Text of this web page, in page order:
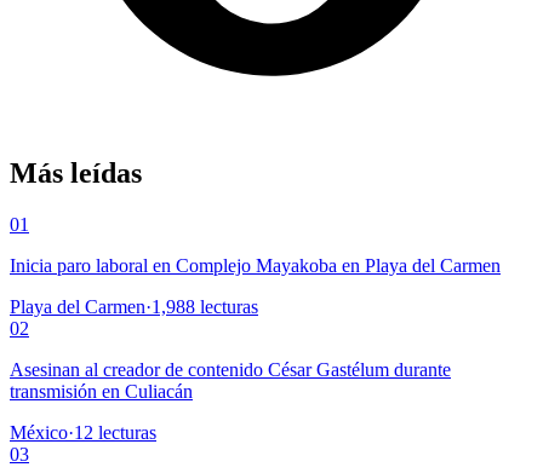
Más leídas
01
Inicia paro laboral en Complejo Mayakoba en Playa del Carmen
Playa del Carmen·1,988 lecturas
02
Asesinan al creador de contenido César Gastélum durante
transmisión en Culiacán
México·12 lecturas
03